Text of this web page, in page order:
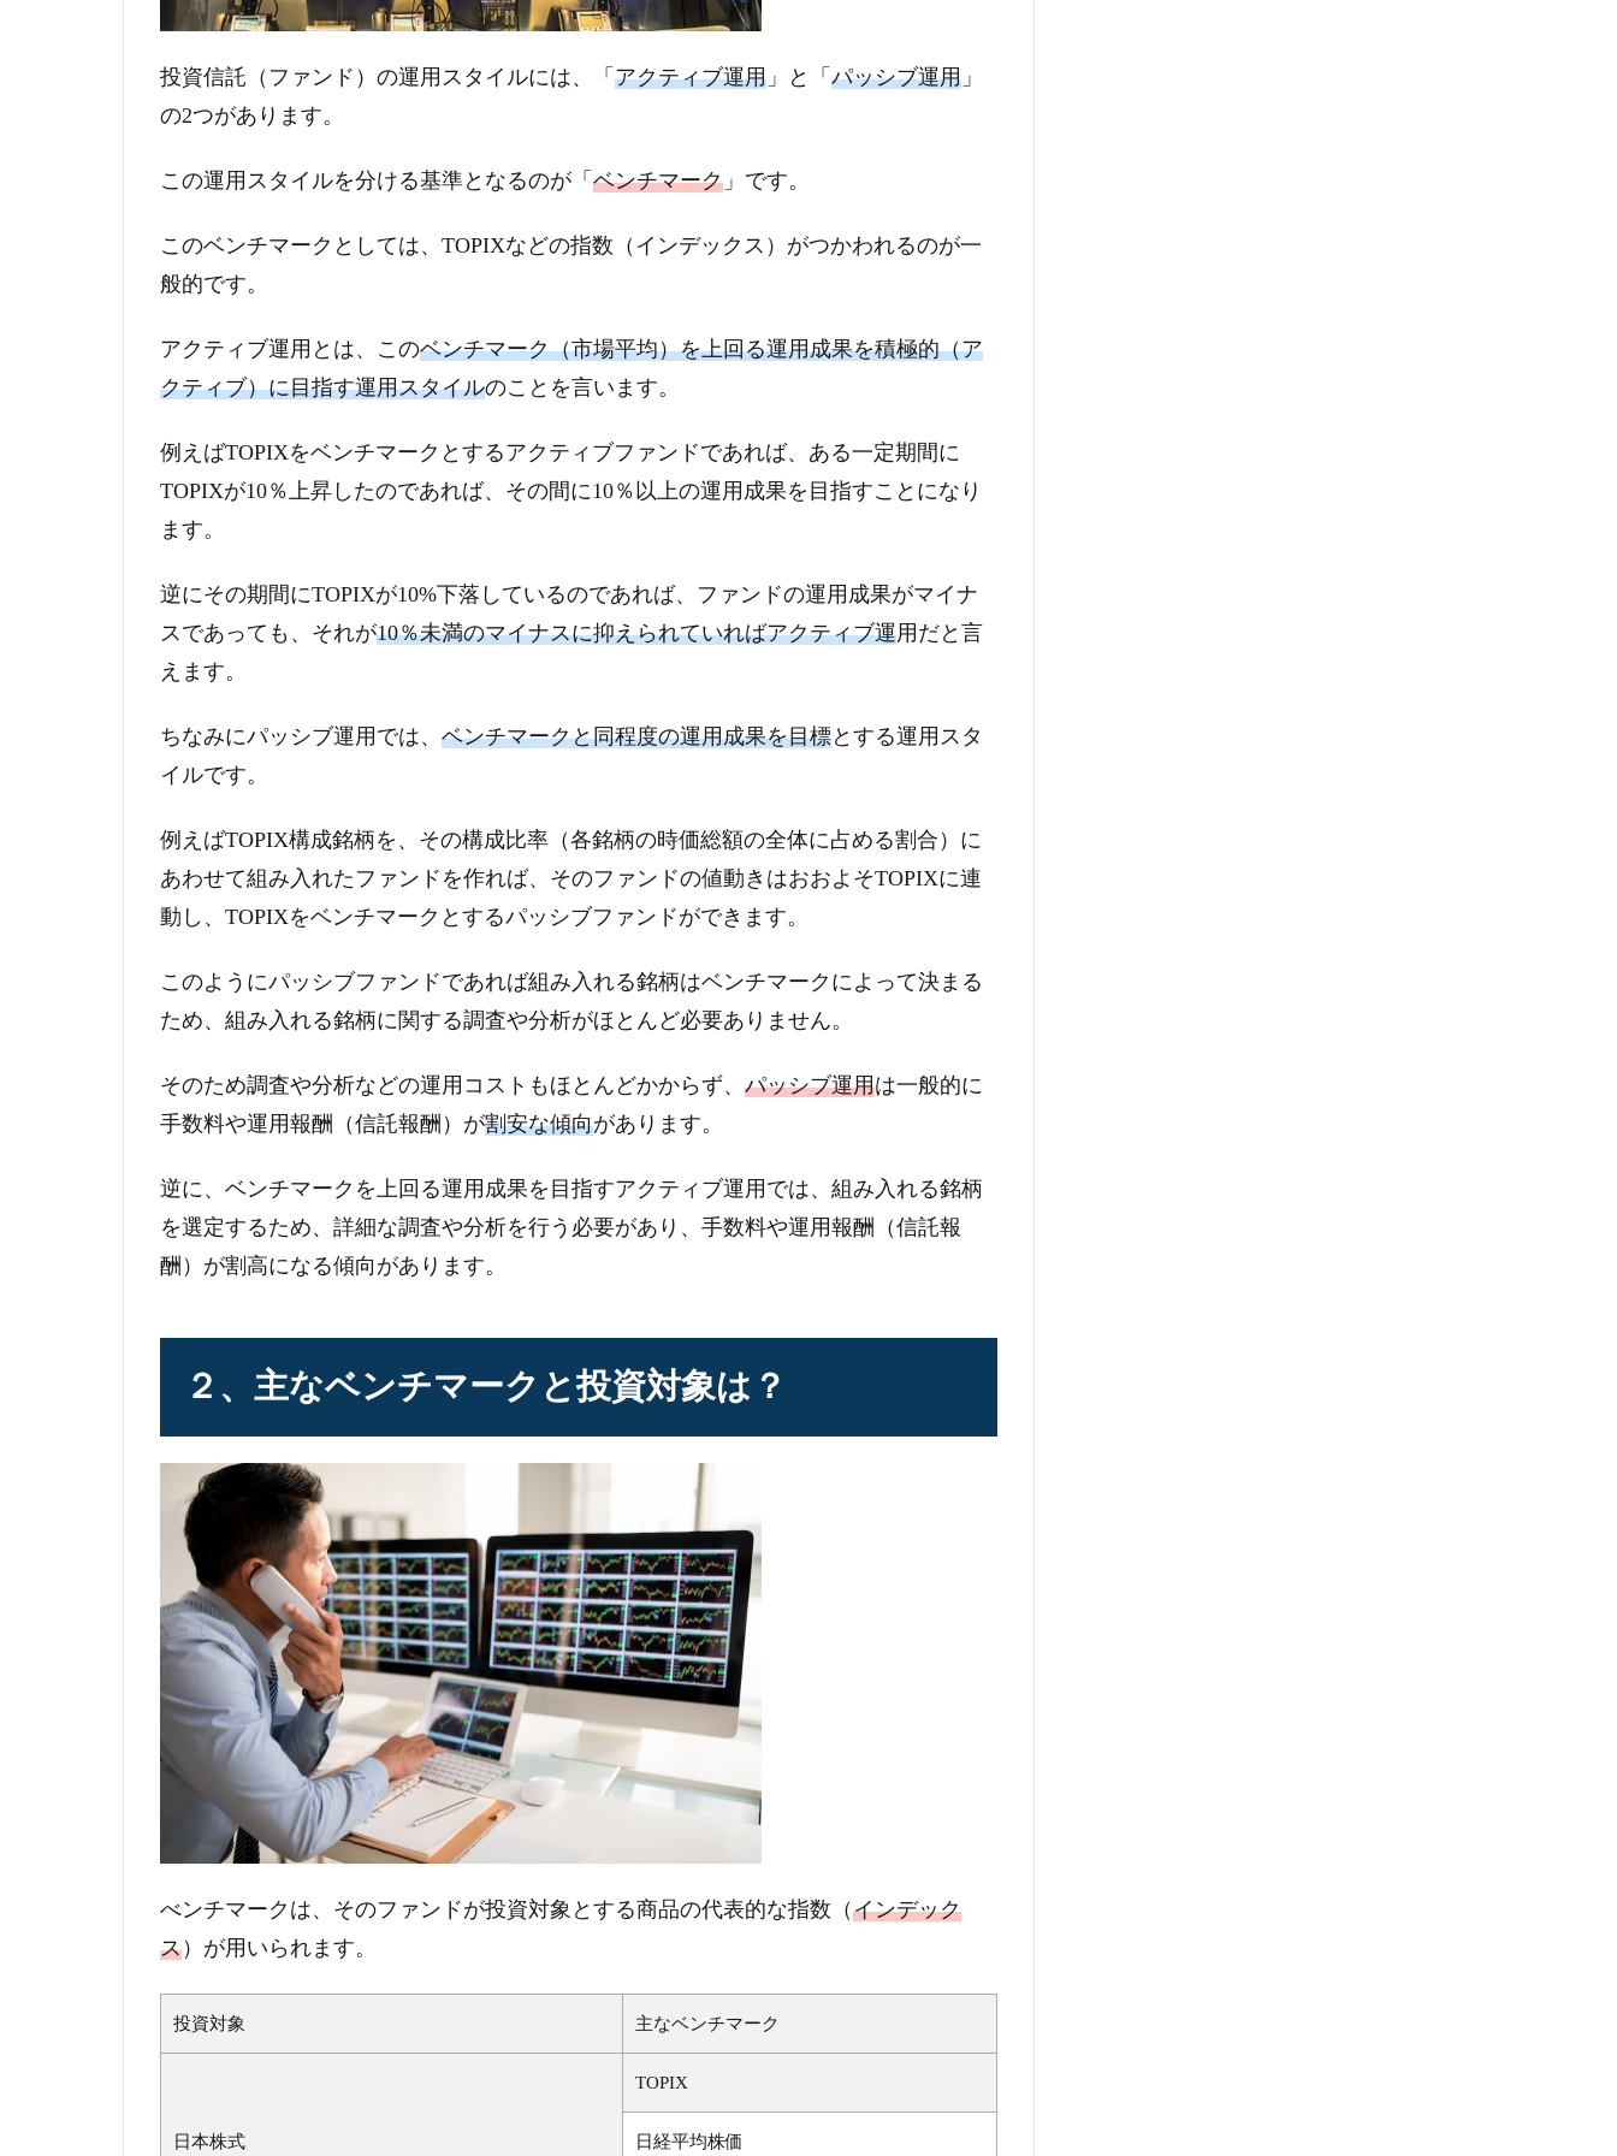
投資信託（ファンド）の運用スタイルには、「 アクティブ運用 」と「 パッシブ運用 」
の2つがあります。
この運用スタイルを分ける基準となるのが「 ベンチマーク 」です。
このベンチマークとしては、TOPIXなどの指数（インデックス）がつかわれるのが一
般的です。
アクティブ運用とは、このベンチマーク（市場平均）を上回る運用成果を積極的（ア
クティブ）に目指す運用スタイルのことを言います。
例えばTOPIXをベンチマークとするアクティブファンドであれば、ある一定期間に
TOPIXが10％上昇したのであれば、その間に10％以上の運用成果を目指すことになり
ます。
逆にその期間にTOPIXが10%下落しているのであれば、ファンドの運用成果がマイナ
スであっても、それが10％未満のマイナスに抑えられていればアクティブ運用だと言
えます。
ちなみにパッシブ運用では、 ベンチマークと同程度の運用成果を目標とする運用スタ
イルです。
例えばTOPIX構成銘柄を、その構成比率（各銘柄の時価総額の全体に占める割合）に
あわせて組み入れたファンドを作れば、そのファンドの値動きはおおよそTOPIXに連
動し、TOPIXをベンチマークとするパッシブファンドができます。
このようにパッシブファンドであれば組み入れる銘柄はベンチマークによって決まる
ため、組み入れる銘柄に関する調査や分析がほとんど必要ありません。
そのため調査や分析などの運用コストもほとんどかからず、 パッシブ運用は一般的に
手数料や運用報酬（信託報酬）が割安な傾向があります。
逆に、ベンチマークを上回る運用成果を目指すアクティブ運用では、組み入れる銘柄
を選定するため、詳細な調査や分析を行う必要があり、手数料や運用報酬（信託報
酬）が割高になる傾向があります。
２、主なベンチマークと投資対象は？
べンチマークは、そのファンドが投資対象とする商品の代表的な指数（インデック
ス）が用いられます。
投資対象 主なベンチマーク
日本株式
TOPIX
日経平均株価